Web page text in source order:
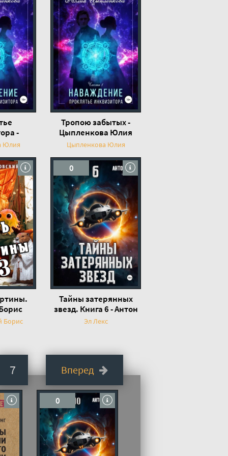
-
Юлия
Юлия
Тропою забытых -
Цыпленкова Юлия
Цыпленкова Юлия
Борис
0
Тайны затерянных
звезд. Книга 6 - Антон
Кун, Эл Лекс
Эл Лекс
7 Вперед
0